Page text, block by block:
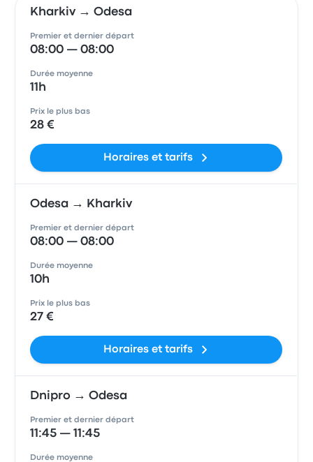
Kharkiv → Odesa
Premier et dernier départ
08:00 — 08:00
Durée moyenne
11h
Prix le plus bas
28 €
Horaires et tarifs
Odesa → Kharkiv
Premier et dernier départ
08:00 — 08:00
Durée moyenne
10h
Prix le plus bas
27 €
Horaires et tarifs
Dnipro → Odesa
Premier et dernier départ
11:45 — 11:45
Durée moyenne